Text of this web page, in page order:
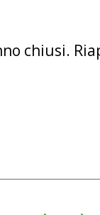
chiusi.